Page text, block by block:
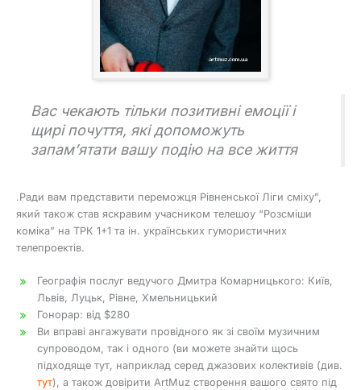
Вас чекають тільки позитивні емоції і
щирі почуття, які допоможуть
запам’ятати вашу подію на все життя
.Ради вам представити переможця Рівненської Ліги сміху”,
який також став яскравим учасником телешоу “Розсміши
коміка” на ТРК 1+1 та ін. українських гумористичних
телепроектів.
Географія послуг ведучого Дмитра Комарницького: Київ,
Львів, Луцьк, Рівне, Хмельницький
Гонорар: від $280
Ви вправі ангажувати провідного як зі своїм музичним
супроводом, так і одного (ви можете знайти щось
підходяще тут, наприклад серед джазових колективів (див.
тут), а також довірити ArtMuz створення вашого свято під